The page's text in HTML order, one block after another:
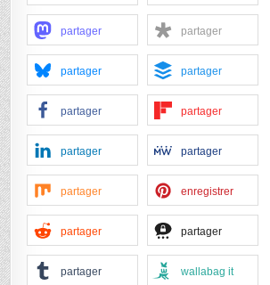
partager partager
partager partager
partager partager
partager partager
partager enregistrer
partager partager
partager wallabag it